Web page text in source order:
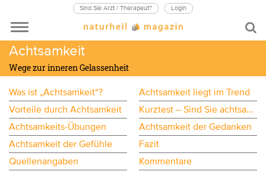
Sind Sie Arzt / Therapeut? Login
Achtsamkeit
Wege zur inneren Gelassenheit
Was ist „Achtsamkeit“?
Achtsamkeit liegt im Trend
Vorteile durch Achtsamkeit
Kurztest – Sind Sie achtsam?
Achtsamkeits-Übungen
Achtsamkeit der Gedanken
Achtsamkeit der Gefühle
Fazit
Quellenangaben
Kommentare